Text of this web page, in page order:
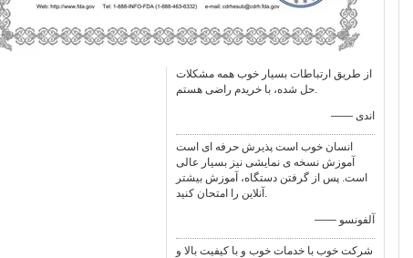
از طریق ارتباطات بسیار خوب همه مشکلات
حل شده، با خریدم راضی هستم.
—— اندی
انسان خوب است پذیرش حرفه ای است
آموزش نسخه ی نمایشی نیز بسیار عالی
است. پس از گرفتن دستگاه، آموزش بیشتر
آنلاین را امتحان کنید.
—— آلفونسو
شرکت خوب با خدمات خوب و با کیفیت بالا و